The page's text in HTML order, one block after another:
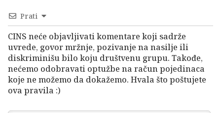
Prati
CINS neće objavljivati komentare koji sadrže
uvrede, govor mržnje, pozivanje na nasilje ili
diskriminišu bilo koju društvenu grupu. Takođe,
nećemo odobravati optužbe na račun pojedinaca
koje ne možemo da dokažemo. Hvala što poštujete
ova pravila :)